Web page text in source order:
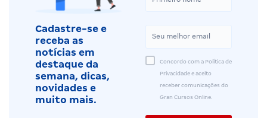
Cadastre-se e
receba as
notícias em
destaque da
semana, dicas,
novidades e
muito mais.
Concordo com a Política de
Privacidade e aceito
receber comunicações do
Gran Cursos Online.